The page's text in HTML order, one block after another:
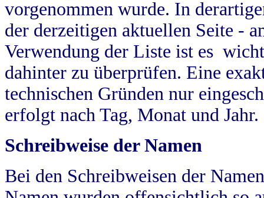
vorgenommen wurde. In
der derzeitigen aktuellen Seite -
Verwendung der Liste ist es
dahinter zu überprüfen. Eine
technischen Gründen nur
erfolgt nach Tag, Monat und Jahr.
Schreibweise der Namen
Bei den Schreibweisen der